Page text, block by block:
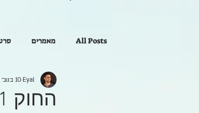
All Posts מאמרים
ריפוי וטיפול Eyal 10 בנוב׳ 2019